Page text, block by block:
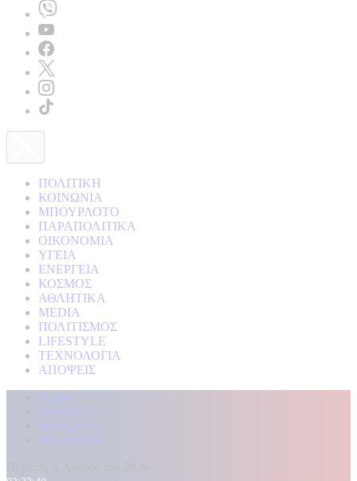
ΠΟΛΙΤΙΚΗ
ΚΟΙΝΩΝΙΑ
ΜΠΟΥΡΛΟΤΟ
ΠΑΡΑΠΟΛΙΤΙΚΑ
ΟΙΚΟΝΟΜΙΑ
ΥΓΕΙΑ
ΕΝΕΡΓΕΙΑ
ΚΟΣΜΟΣ
ΑΘΛΗΤΙΚΑ
MEDIA
ΠΟΛΙΤΙΣΜΟΣ
LIFESTYLE
ΤΕΧΝΟΛΟΓΙΑ
ΑΠΟΨΕΙΣ
Αρχική
Kontra Live
Καταγγελίες
Επικοινωνία